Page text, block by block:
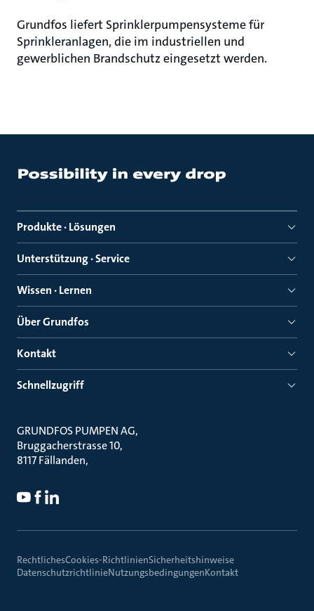
Grundfos liefert Sprinklerpumpensysteme für
Sprinkleranlagen, die im industriellen und
gewerblichen Brandschutz eingesetzt werden.
Produkte · Lösungen
Unterstützung · Service
Wissen · Lernen
Über Grundfos
Kontakt
Schnellzugriff
GRUNDFOS PUMPEN AG
Bruggacherstrasse 10
8117 Fällanden
RechtlichesCookies-RichtlinienSicherheitshinweise
DatenschutzrichtlinieNutzungsbedingungenKontakt